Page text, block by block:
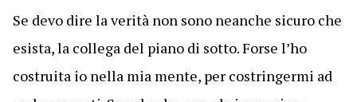
Se devo dire la verità non sono neanche sicuro che
esista, la collega del piano di sotto. Forse l’ho
costruita io nella mia mente, per costringermi ad